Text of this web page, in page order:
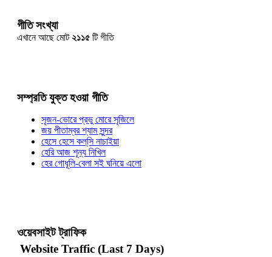
গীতি সংখ্যা
এখানে আছে মোট২১১৫ টি গীতি
সম্প্রতি যুক্ত হওয়া গীতি
সৃজন-ভোরে প্রভু মোরে সৃজিলে
জয় পীতাম্বর শ্যাম সুন্দর
হেসে হেসে কল্‌সি নাচাইয়া
হেরি আজ শূন্য নিখিল
হের গোধূলি-বেলা সই ঘনিয়ে এলো
ওয়েবসাইট ট্রাফিক
Website Traffic (Last 7 Days)